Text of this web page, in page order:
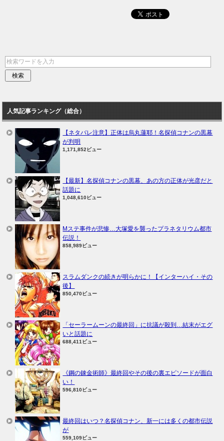
人気記事ランキング（総合）
【ネタバレ注意】正体は烏丸蓮耶！名探偵コナンの黒幕
が判明
1,171,852ビュー
【最新】名探偵コナンの黒幕、あの方の正体が光彦だと
話題に
1,048,610ビュー
Mステ事件が悲惨…大塚愛を襲ったプラネタリウム都市
伝説！
858,989ビュー
スラムダンクの続きが明らかに！【インターハイ・その
後】
850,470ビュー
「セーラームーンの最終回」に抗議が殺到…結末がエグ
いと話題に
688,411ビュー
《鋼の錬金術師》最終回やその後の裏エピソードが面白
い！
596,810ビュー
最終回はいつ？名探偵コナン、新一には多くの都市伝説
が
559,109ビュー